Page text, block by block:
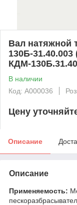
Вал натяжной
130Б-
КДМ-
В наличии
Код: А000036
Цену
Описание
Описание
Применяемость: